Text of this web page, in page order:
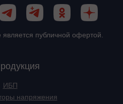
публичной офертой.
ИБП
напряжения